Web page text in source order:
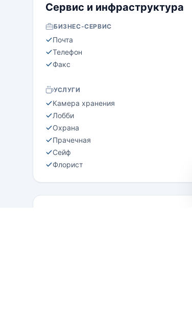
Сервис и инфраструктура
БИЗНЕС-СЕРВИС
Почта
Телефон
Факс
УСЛУГИ
Камера хранения
Лобби
Охрана
Прачечная
Сейф
Флорист